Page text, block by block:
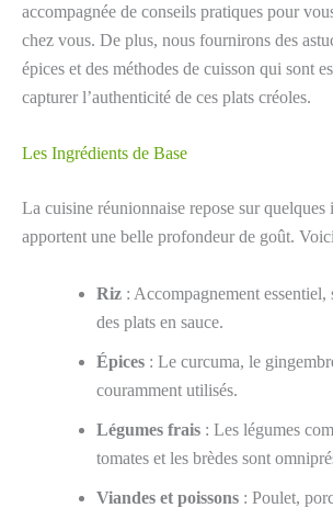
accompagnée de conseils pratiques pour
chez vous. De plus, nous fournirons des
épices et des méthodes de cuisson qui sont
capturer l’authenticité de ces plats créoles.
Les Ingrédients de Base
La cuisine réunionnaise repose sur quelques
apportent une belle profondeur de goût.
Riz : Accompagnement
des plats en sauce.
Épices : Le curcuma, le
couramment utilisés.
Légumes frais : Les légumes
tomates et les brèdes sont
Viandes et poissons : Poulet,